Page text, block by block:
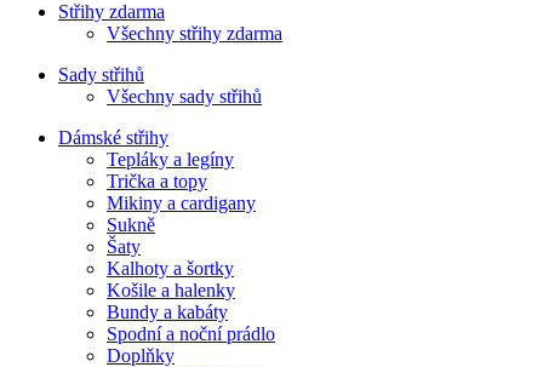
Střihy zdarma
Všechny střihy zdarma
Sady střihů
Všechny sady střihů
Dámské střihy
Tepláky a legíny
Trička a topy
Mikiny a cardigany
Sukně
Šaty
Kalhoty a šortky
Košile a halenky
Bundy a kabáty
Spodní a noční prádlo
Doplňky